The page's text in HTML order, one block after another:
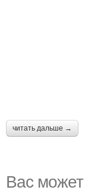
читать дальше →
Вас